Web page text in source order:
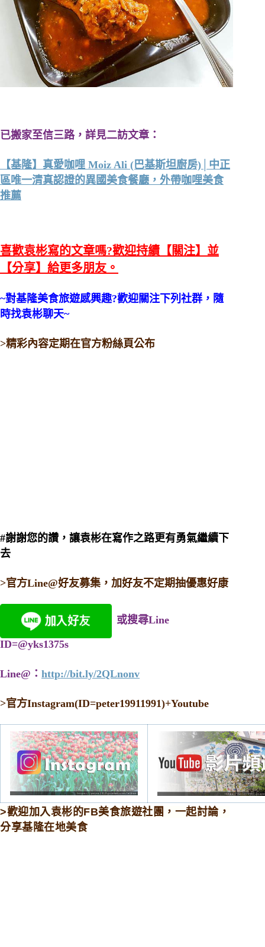
已搬家至信三路，詳見二訪文章：
【基隆】真愛咖哩 Moiz Ali (巴基斯坦廚房)│中正
區唯一清真認證的異國美食餐廳，外帶咖哩美食
推薦
喜歡袁彬寫的文章嗎?歡迎持續【關注】並
【分享】給更多朋友。
~對基隆美食旅遊感興趣?歡迎關注下列社群，隨
時找袁彬聊天~
>精彩內容定期在官方粉絲頁公布
#謝謝您的讚，讓袁彬在寫作之路更有勇氣繼續下
去
>官方Line@好友募集，加好友不定期抽優惠好康
或搜尋Line
ID=@yks1375s
Line@： http://bit.ly/2QLnonv
>官方Instagram(ID=peter19911991)+Youtube
>歡迎加入袁彬的FB美食旅遊社團，一起討論，
分享基隆在地美食